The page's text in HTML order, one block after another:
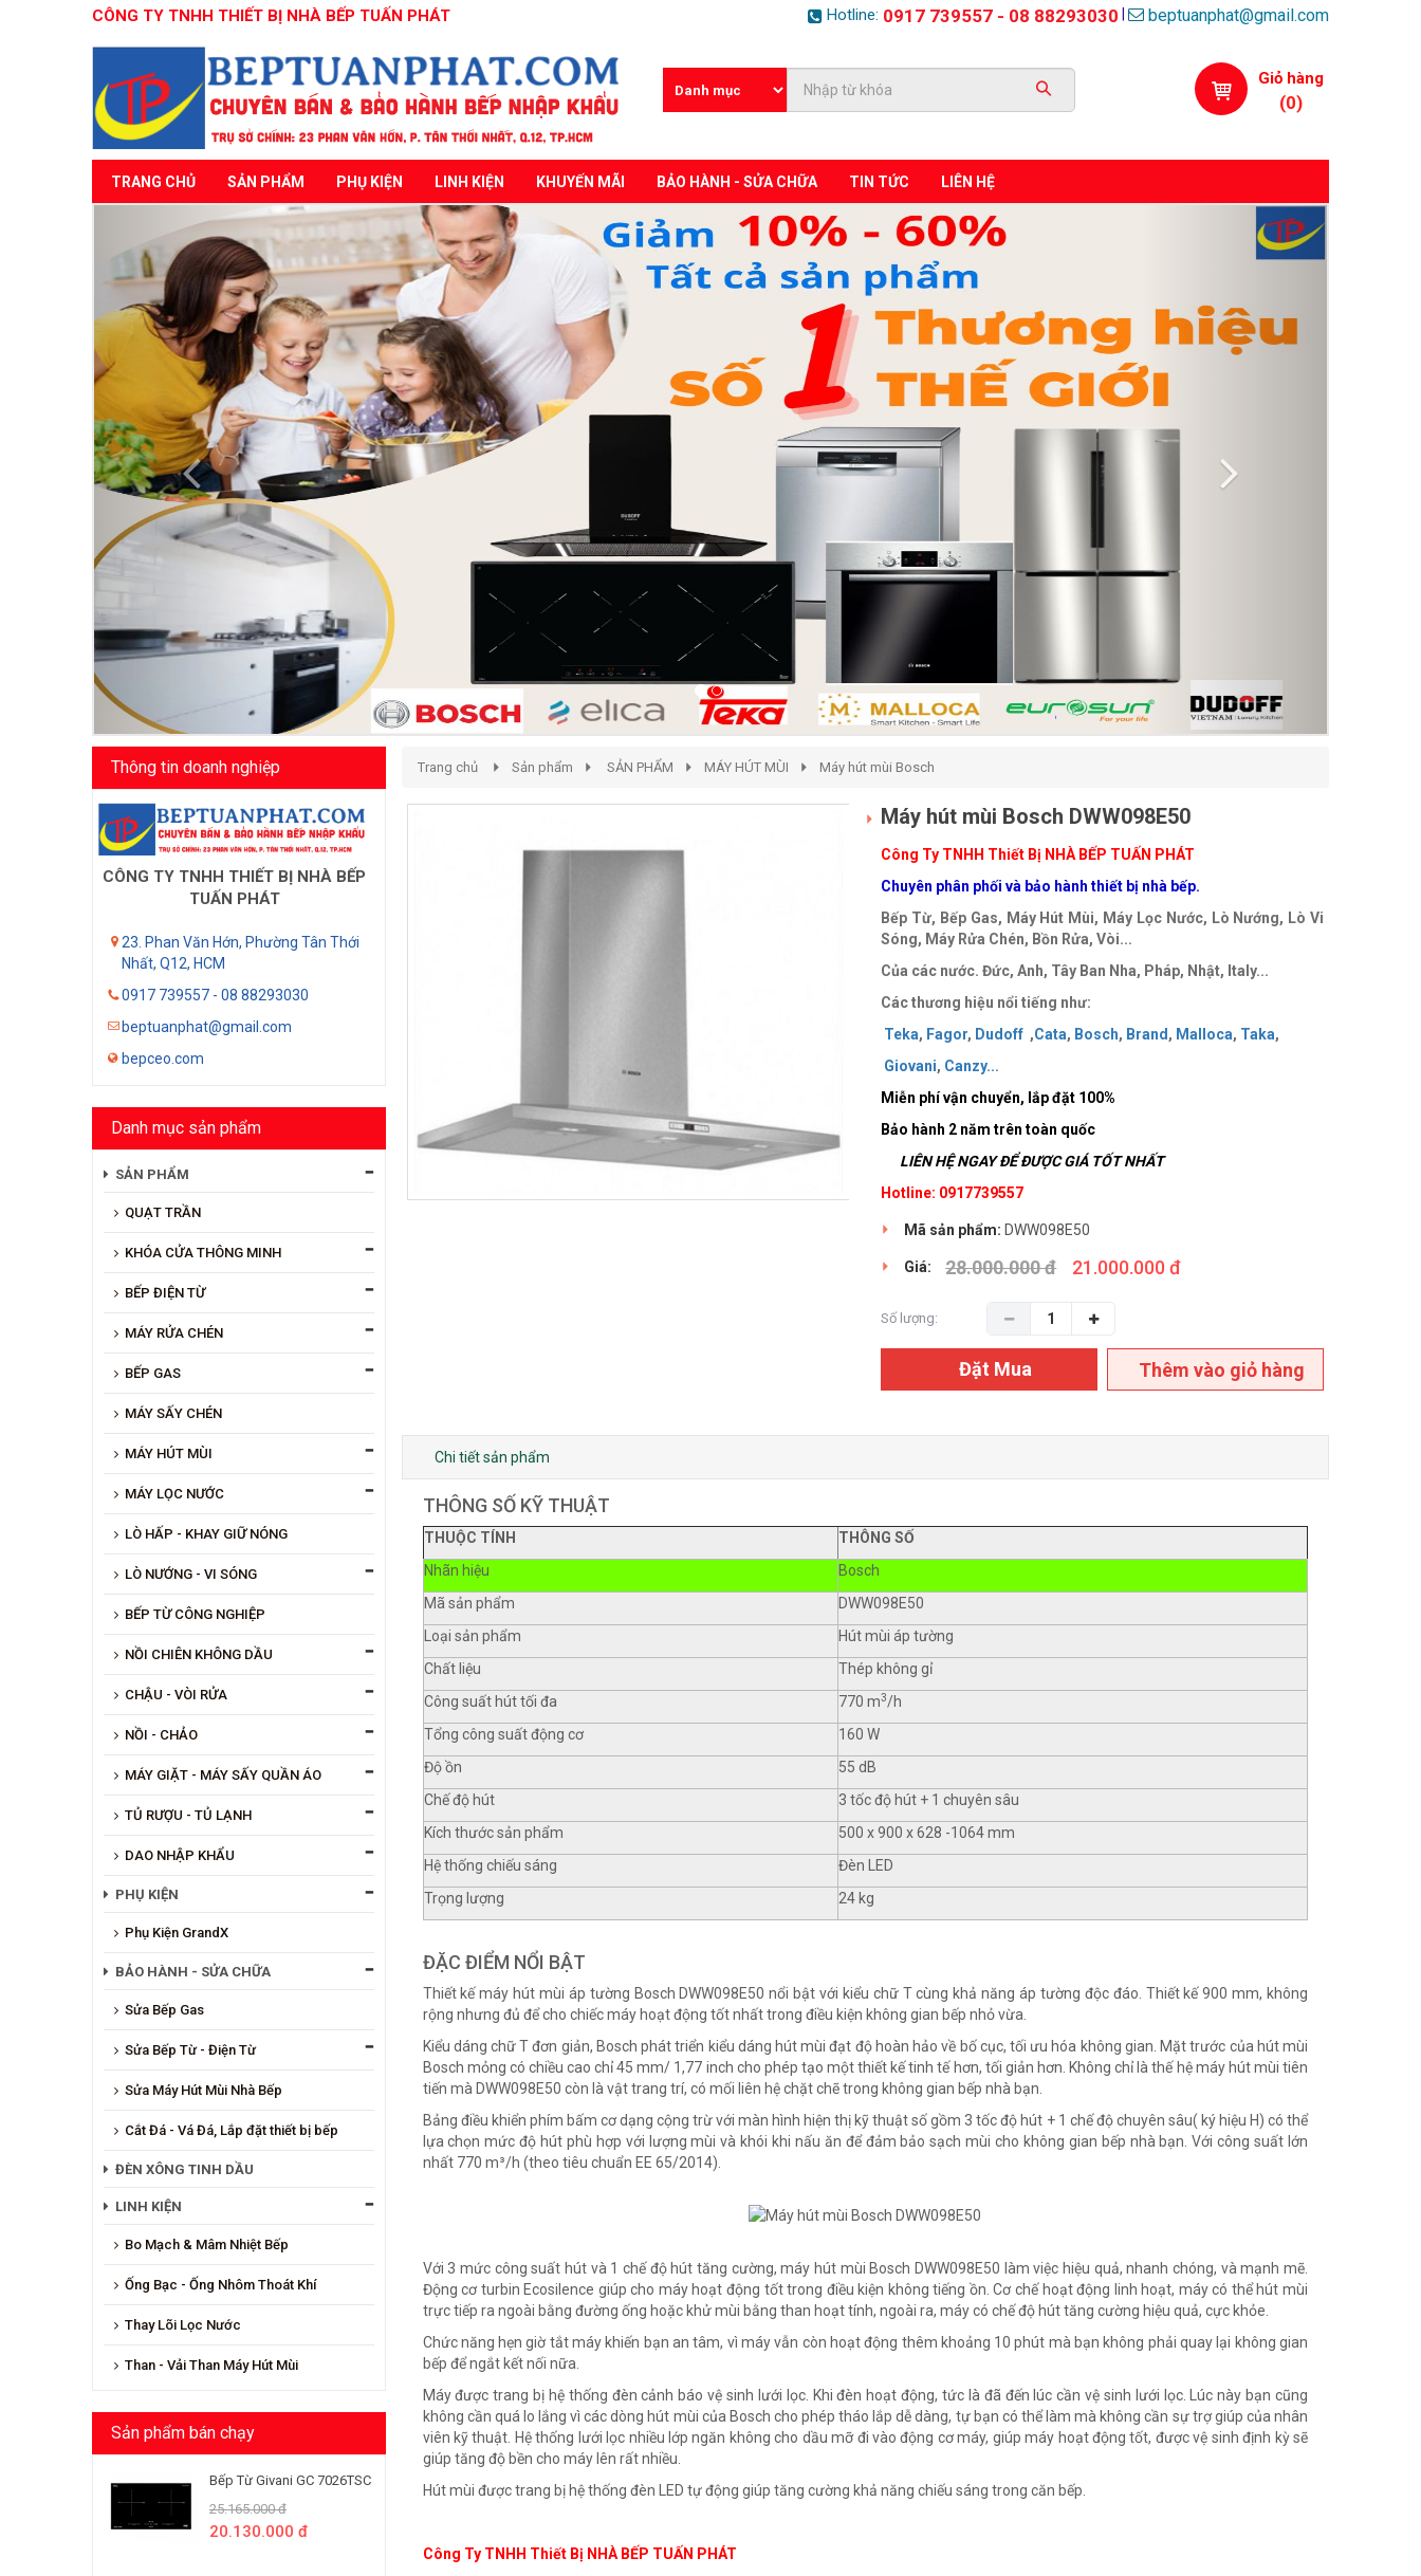
CÔNG TY TNHH THIẾT BỊ NHÀ BẾP TUẤN PHÁT Hotline: 0917 739557 - 08 88293030 beptuanphat@gmail.com
Giỏ hàng
(0)
TRANG CHỦ SẢN PHẨM PHỤ KIỆN LINH KIỆN KHUYẾN MÃI BẢO HÀNH - SỬA CHỮA TIN TỨC LIÊN HỆ
Previous Next
Thông tin doanh nghiệp
CÔNG TY TNHH THIẾT BỊ NHÀ BẾP
TUẤN PHÁT
23. Phan Văn Hớn, Phường Tân Thới
Nhất, Q12, HCM
0917 739557 - 08 88293030
beptuanphat@gmail.com
bepceo.com
Danh mục sản phẩm
SẢN PHẨM
QUẠT TRẦN
KHÓA CỬA THÔNG MINH
BẾP ĐIỆN TỪ
MÁY RỬA CHÉN
BẾP GAS
MÁY SẤY CHÉN
MÁY HÚT MÙI
MÁY LỌC NƯỚC
LÒ HẤP - KHAY GIỮ NÓNG
LÒ NƯỚNG - VI SÓNG
BẾP TỪ CÔNG NGHIỆP
NỒI CHIÊN KHÔNG DẦU
CHẬU - VÒI RỬA
NỒI - CHẢO
MÁY GIẶT - MÁY SẤY QUẦN ÁO
TỦ RƯỢU - TỦ LẠNH
DAO NHẬP KHẨU
PHỤ KIỆN
Phụ Kiện GrandX
BẢO HÀNH - SỬA CHỮA
Sửa Bếp Gas
Sửa Bếp Từ - Điện Từ
Sửa Máy Hút Mùi Nhà Bếp
Cắt Đá - Vá Đá, Lắp đặt thiết bị bếp
ĐÈN XÔNG TINH DẦU
LINH KIỆN
Bo Mạch & Mâm Nhiệt Bếp
Ống Bạc - Ống Nhôm Thoát Khí
Thay Lõi Lọc Nước
Than - Vải Than Máy Hút Mùi
Sản phẩm bán chạy
Bếp Từ Givani GC 7026TSC
25.165.000 đ
20.130.000 đ
Trang chủ Sản phẩm SẢN PHẨM MÁY HÚT MÙI Máy hút mùi Bosch
Máy hút mùi Bosch DWW098E50
Công Ty TNHH Thiết Bị NHÀ BẾP TUẤN PHÁT
Chuyên phân phối và bảo hành thiết bị nhà bếp.
Bếp Từ, Bếp Gas, Máy Hút Mùi, Máy Lọc Nước, Lò Nướng, Lò Vi
Sóng, Máy Rửa Chén, Bồn Rửa, Vòi...
Của các nước. Đức, Anh, Tây Ban Nha, Pháp, Nhật, Italy...
Các thương hiệu nổi tiếng như:
Teka, Fagor, Dudoff ,Cata, Bosch, Brand, Malloca, Taka,
Giovani, Canzy...
Miễn phí vận chuyển, lắp đặt 100%
Bảo hành 2 năm trên toàn quốc
LIÊN HỆ NGAY ĐỂ ĐƯỢC GIÁ TỐT NHẤT
Hotline: 0917739557
Mã sản phẩm: DWW098E50
Giá: 28.000.000 đ 21.000.000 đ
Số lượng:
Đặt Mua Thêm vào giỏ hàng
Chi tiết sản phẩm
THÔNG SỐ KỸ THUẬT
THUỘC TÍNH
THÔNG SỐ
Nhãn hiệu
Bosch
Mã sản phẩm
DWW098E50
Loại sản phẩm
Hút mùi áp tường
Chất liệu
Thép không gỉ
Công suất hút tối đa
770 m3/h
Tổng công suất động cơ
160 W
Độ ồn
55 dB
Chế độ hút
3 tốc độ hút + 1 chuyên sâu
Kích thước sản phẩm
500 x 900 x 628 -1064 mm
Hệ thống chiếu sáng
Đèn LED
Trọng lượng
24 kg
ĐẶC ĐIỂM NỔI BẬT
Thiết kế máy hút mùi áp tường Bosch DWW098E50 nổi bật với kiểu chữ T cùng khả năng áp tường độc đáo. Thiết kế 900 mm, không
rộng nhưng đủ để cho chiếc máy hoạt động tốt nhất trong điều kiện không gian bếp nhỏ vừa.
Kiểu dáng chữ T đơn giản, Bosch phát triển kiểu dáng hút mùi đạt độ hoàn hảo về bố cục, tối ưu hóa không gian. Mặt trước của hút mùi
Bosch mỏng có chiều cao chỉ 45 mm/ 1,77 inch cho phép tạo một thiết kế tinh tế hơn, tối giản hơn. Không chỉ là thế hệ máy hút mùi tiên
tiến mà DWW098E50 còn là vật trang trí, có mối liên hệ chặt chẽ trong không gian bếp nhà bạn.
Bảng điều khiển phím bấm cơ dạng cộng trừ với màn hình hiện thị kỹ thuật số gồm 3 tốc độ hút + 1 chế độ chuyên sâu( ký hiệu H) có thể
lựa chọn mức độ hút phù hợp với lượng mùi và khói khi nấu ăn để đảm bảo sạch mùi cho không gian bếp nhà bạn. Với công suất lớn
nhất 770 m³/h (theo tiêu chuẩn ΕΕ 65/2014).
Với 3 mức công suất hút và 1 chế độ hút tăng cường, máy hút mùi Bosch DWW098E50 làm việc hiệu quả, nhanh chóng, và mạnh mẽ.
Động cơ turbin Ecosilence giúp cho máy hoạt động tốt trong điều kiện không tiếng ồn. Cơ chế hoạt động linh hoạt, máy có thể hút mùi
trực tiếp ra ngoài bằng đường ống hoặc khử mùi bằng than hoạt tính, ngoài ra, máy có chế độ hút tăng cường hiệu quả, cực khỏe.
Chức năng hẹn giờ tắt máy khiến bạn an tâm, vì máy vẫn còn hoạt động thêm khoảng 10 phút mà bạn không phải quay lại không gian
bếp để ngắt kết nối nữa.
Máy được trang bị hệ thống đèn cảnh báo vệ sinh lưới lọc. Khi đèn hoạt động, tức là đã đến lúc cần vệ sinh lưới lọc. Lúc này bạn cũng
không cần quá lo lắng vì các dòng hút mùi của Bosch cho phép tháo lắp dễ dàng, tự bạn có thể làm mà không cần sự trợ giúp của nhân
viên kỹ thuật. Hệ thống lưới lọc nhiều lớp ngăn không cho dầu mỡ đi vào động cơ máy, giúp máy hoạt động tốt, được vệ sinh định kỳ sẽ
giúp tăng độ bền cho máy lên rất nhiều.
Hút mùi được trang bị hệ thống đèn LED tự động giúp tăng cường khả năng chiếu sáng trong căn bếp.
Công Ty TNHH Thiết Bị NHÀ BẾP TUẤN PHÁT